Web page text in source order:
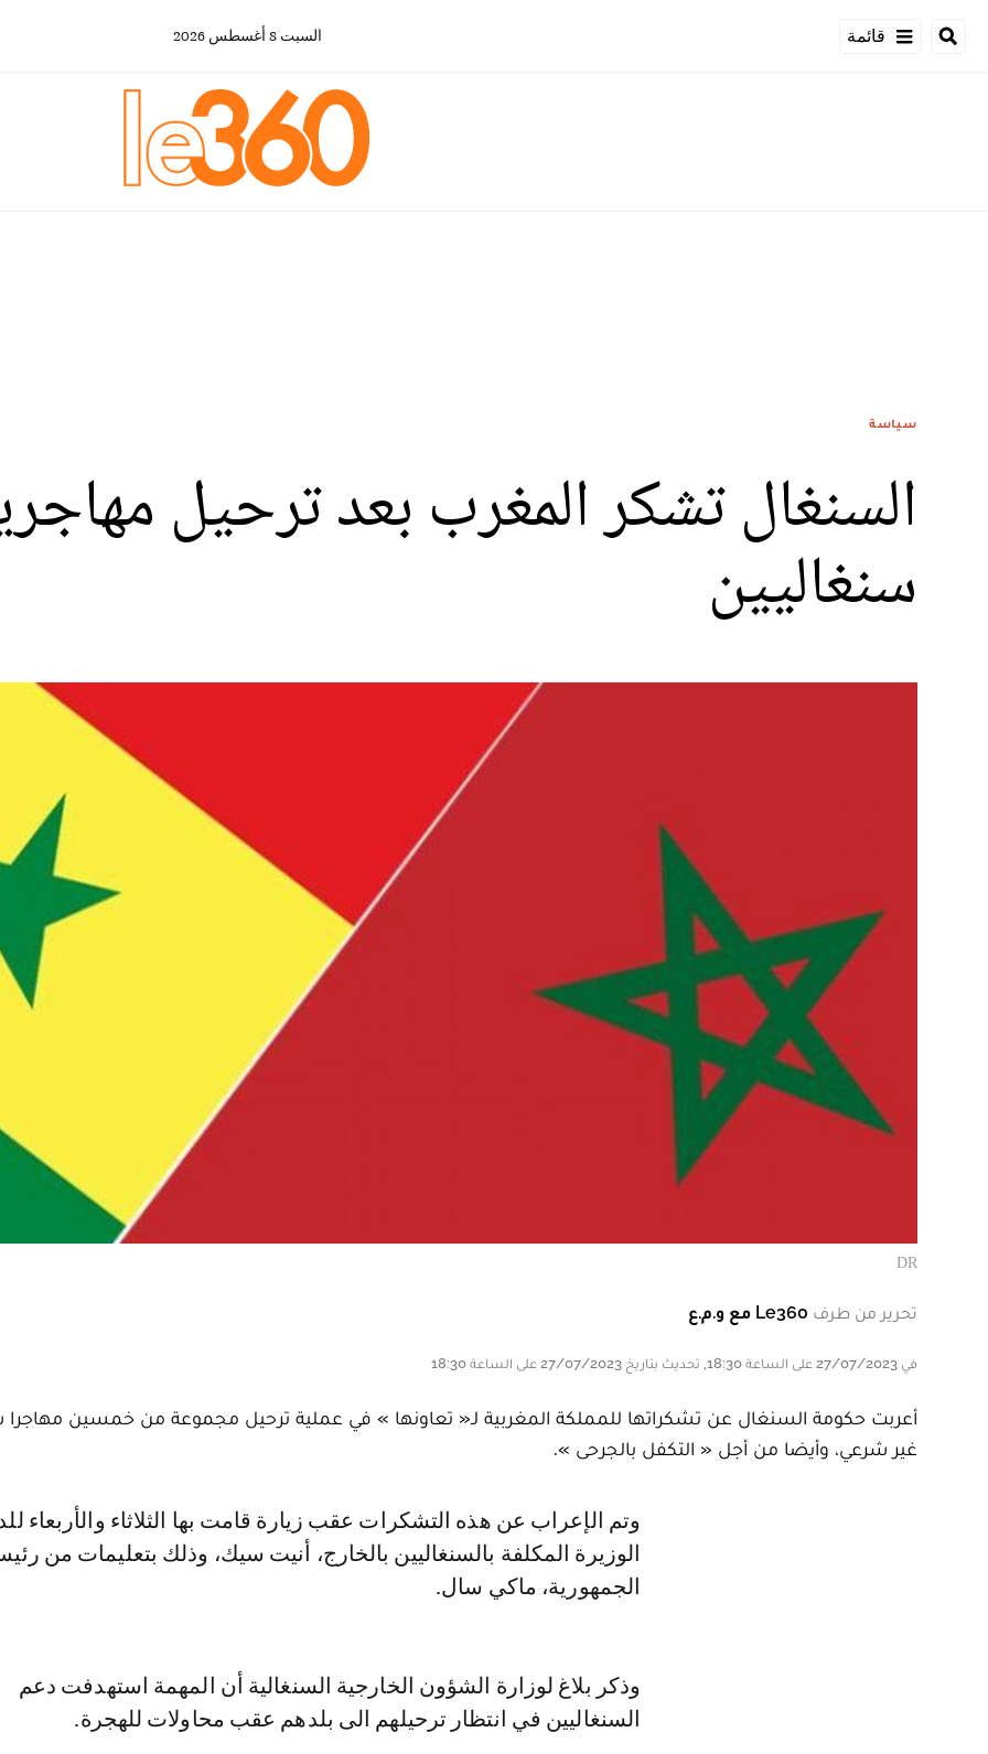
قائمة السبت 8 أغسطس 2026
سياسة
السنغال تشكر المغرب بعد ترحيل
سنغاليين
DR
تحرير من طرف Le360 مع و.م.ع
في 27/07/2023 على الساعة 18:30, تحديث بتاريخ 27/07/2023 على الساعة 18:30
أعربت حكومة السنغال عن تشكراتها للمملكة المغربية لـ« تعاونها » في عملية ترحيل مجموعة من خمسين مهاجرا
غير شرعي، وأيضا من أجل « التكفل بالجرحى ».
وتم الإعراب عن هذه التشكرات عقب زيارة قامت بها الثلاثاء والأربعاء للداخلة،
الوزيرة المكلفة بالسنغاليين بالخارج، أنيت سيك، وذلك بتعليمات من
الجمهورية، ماكي سال.
وذكر بلاغ لوزارة الشؤون الخارجية السنغالية أن المهمة استهدفت دعم
السنغاليين في انتظار ترحيلهم الى بلدهم عقب محاولات للهجرة.